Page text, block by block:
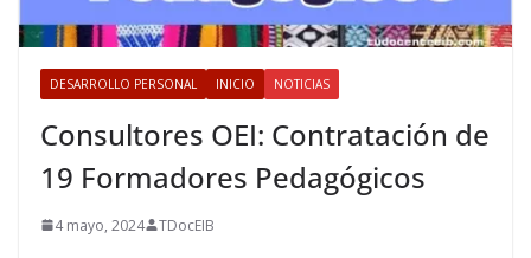
DESARROLLO PERSONAL INICIO NOTICIAS
Consultores OEI: Contratación de
19 Formadores Pedagógicos
4 mayo, 2024 TDocEIB